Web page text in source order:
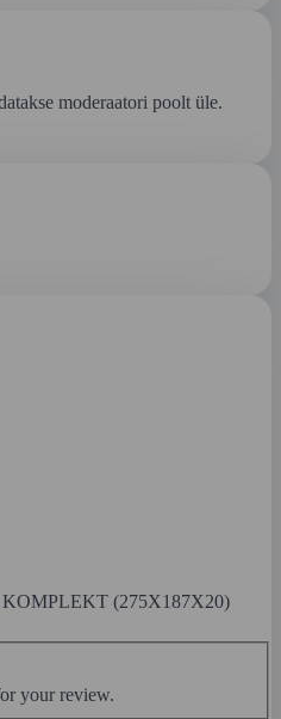
moderaatori poolt üle.
(275X187X20)
your review.